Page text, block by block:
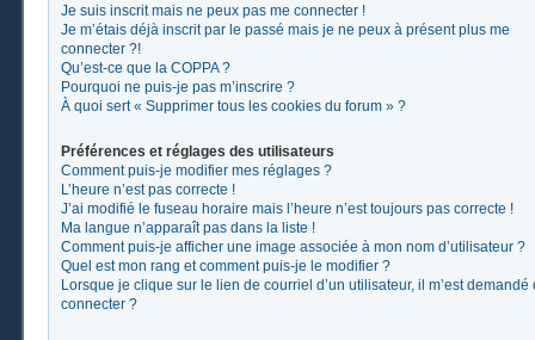
Je suis inscrit mais ne peux pas me connecter !
Je m’étais déjà inscrit par le passé mais je ne peux à présent plus me
connecter ?!
Qu’est-ce que la COPPA ?
Pourquoi ne puis-je pas m’inscrire ?
À quoi sert « Supprimer tous les cookies du forum » ?
Préférences et réglages des utilisateurs
Comment puis-je modifier mes réglages ?
L’heure n’est pas correcte !
J’ai modifié le fuseau horaire mais l’heure n’est toujours pas correcte !
Ma langue n’apparaît pas dans la liste !
Comment puis-je afficher une image associée à mon nom d’utilisateur ?
Quel est mon rang et comment puis-je le modifier ?
Lorsque je clique sur le lien de courriel d’un utilisateur, il m’est demandé
connecter ?